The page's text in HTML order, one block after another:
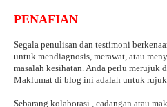
PENAFIAN
Segala penulisan dan testimoni
untuk mendiagnosis, merawat, atau
masalah kesihatan. Anda perlu merujuk
Maklumat di blog ini adalah untuk
Sebarang kolaborasi , cadangan atau